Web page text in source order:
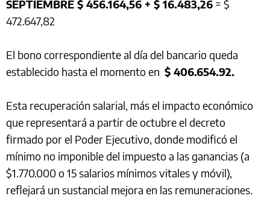
SEPTIEMBRE $ 456.164,56 + $ 16.483,26 = $
472.647,82
El bono correspondiente al día del bancario queda
establecido hasta el momento en $ 406.654.92.
Esta recuperación salarial, más el impacto económico
que representará a partir de octubre el decreto
firmado por el Poder Ejecutivo, donde modificó el
mínimo no imponible del impuesto a las ganancias (a
$1.770.000 o 15 salarios mínimos vitales y móvil),
reflejará un sustancial mejora en las remuneraciones.